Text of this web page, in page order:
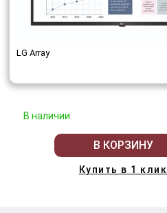
LG Array
В наличии
В КОРЗИНУ
Купить в 1 клик